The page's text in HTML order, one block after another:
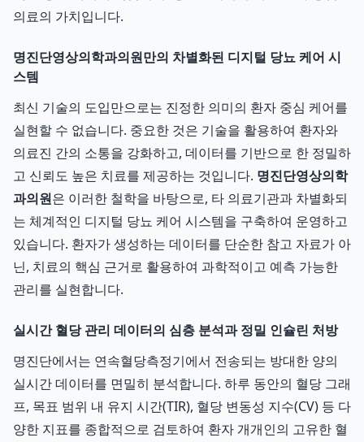
의료의 가치입니다.
명진단영상의학과의원만의 차별화된 디지털 당뇨 케어 시
스템
최신 기술의 도입만으로는 진정한 의미의 환자 중심 케어를
실현할 수 없습니다. 중요한 것은 기술을 활용하여 환자와
의료진 간의 소통을 강화하고, 데이터를 기반으로 한 정밀하
고 신뢰도 높은 치료를 제공하는 것입니다. 명진단영상의학
과의원은 이러한 철학을 바탕으로, 타 의료기관과 차별화되
는 체계적인 디지털 당뇨 케어 시스템을 구축하여 운영하고
있습니다. 환자가 생성하는 데이터를 단순한 참고 자료가 아
닌, 치료의 핵심 근거로 활용하여 과학적이고 예측 가능한
관리를 실현합니다.
실시간 혈당 관리 데이터의 심층 분석과 정밀 인슐린 처방
명진단에서는 연속혈당측정기에서 전송되는 방대한 양의
실시간 데이터를 면밀히 분석합니다. 하루 동안의 혈당 그래
프, 목표 범위 내 유지 시간(TIR), 혈당 변동성 지수(CV) 등 다
양한 지표를 종합적으로 검토하여 환자 개개인의 고유한 혈